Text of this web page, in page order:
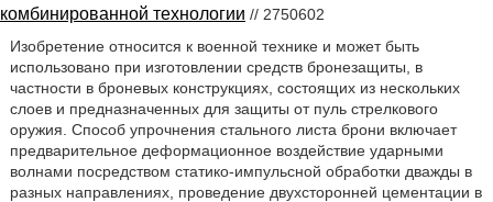
комбинированной технологии // 2750602
Изобретение относится к военной технике и может быть
использовано при изготовлении средств бронезащиты, в
частности в броневых конструкциях, состоящих из нескольких
слоев и предназначенных для защиты от пуль стрелкового
оружия. Способ упрочнения стального листа брони включает
предварительное деформационное воздействие ударными
волнами посредством статико-импульсной обработки дважды в
разных направлениях, проведение двухсторонней цементации в